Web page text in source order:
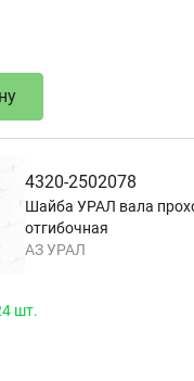
4320-2502078
Шайба УРАЛ вала
отгибочная
АЗ УРАЛ
шт.